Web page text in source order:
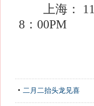
上海： 11
8：00PM
二月二抬头龙见喜